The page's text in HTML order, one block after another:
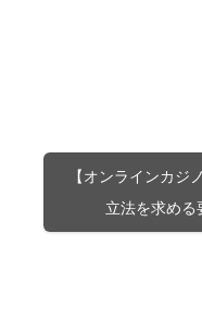
【オンラインカジ
立法を求める